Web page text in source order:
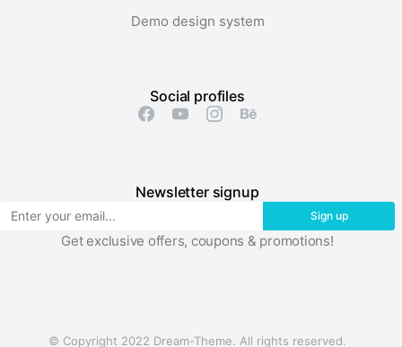
Demo design system
Social profiles
Newsletter signup
Sign up
Get exclusive offers, coupons & promotions!
© Copyright 2022 Dream-Theme. All rights reserved.